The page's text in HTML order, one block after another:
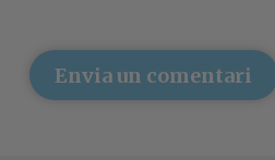
Envia un comentari